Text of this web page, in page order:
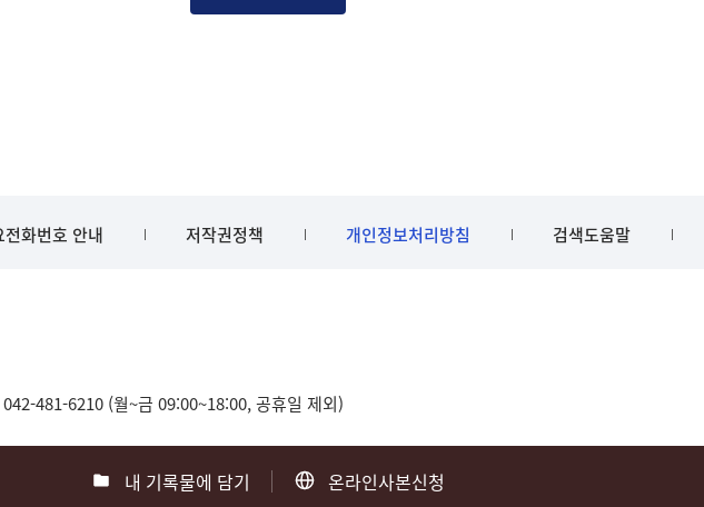
내 기록물에 담기 온라인사본신청
전화번호 안내 저작권정책 개인정보처리방침 검색도움말
481-6210 (월~금 09:00~18:00, 공휴일 제외)
부산 051-550-8023 광주 062-975-5791